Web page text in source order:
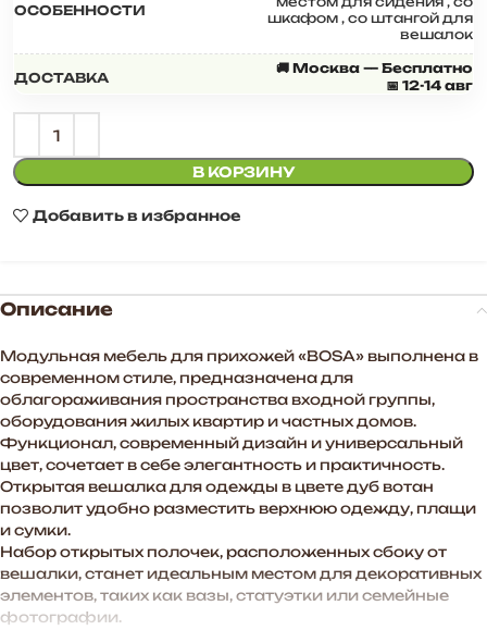
ОСОБЕННОСТИ
шкафом , со штангой для
вешалок
ДОСТАВКА
🚚 Москва — Бесплатно
📅 12-14 авг
В КОРЗИНУ
Добавить в избранное
Описание
Модульная мебель для прихожей «BOSA» выполнена в
современном стиле, предназначена для
облагораживания пространства входной группы,
оборудования жилых квартир и частных домов.
Функционал, современный дизайн и универсальный
цвет, сочетает в себе элегантность и практичность.
Открытая вешалка для одежды в цвете дуб вотан
позволит удобно разместить верхнюю одежду, плащи
и сумки.
Набор открытых полочек, расположенных сбоку от
вешалки, станет идеальным местом для декоративных
элементов, таких как вазы, статуэтки или семейные
фотографии.